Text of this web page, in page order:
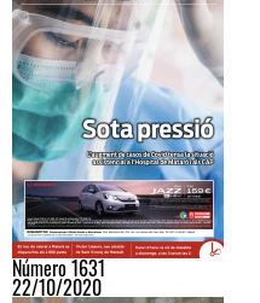
Número 1631
22/10/2020